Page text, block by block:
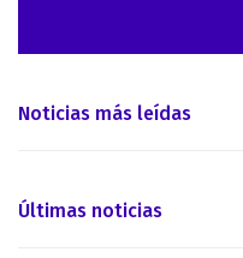
Noticias más leídas
Últimas noticias